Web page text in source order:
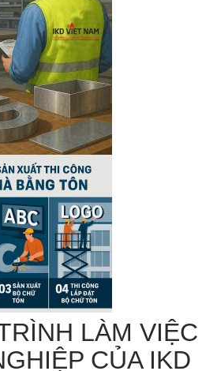
LÀM VIỆC
CỦA IKD